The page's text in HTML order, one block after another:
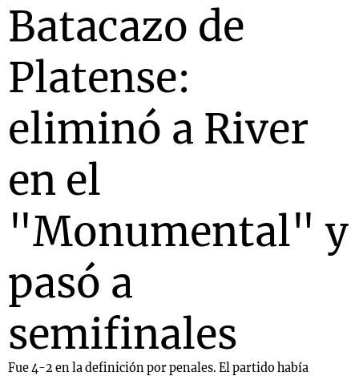
Batacazo de
Platense:
eliminó a River
en el
"Monumental" y
pasó a
semifinales
Fue 4-2 en la definición por penales. El partido había